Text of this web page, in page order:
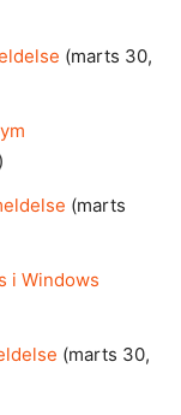
(marts 30,
(marts
i Windows
(marts 30,